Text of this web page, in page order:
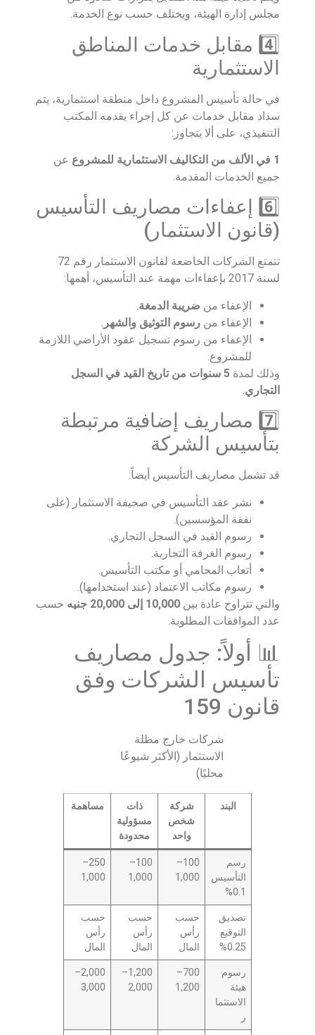
مجلس إدارة الهيئة، ويختلف حسب نوع الخدمة.
4️⃣ مقابل خدمات المناطق
الاستثمارية
في حالة تأسيس المشروع داخل منطقة استثمارية، يتم
سداد مقابل خدمات عن كل إجراء يقدمه المكتب
التنفيذي، على ألا يتجاوز:
1 في الألف من التكاليف الاستثمارية للمشروع
عن
جميع الخدمات المقدمة.
6️⃣ إعفاءات مصاريف التأسيس
(قانون الاستثمار)
تتمتع الشركات الخاضعة لقانون الاستثمار رقم 72
لسنة 2017 بإعفاءات مهمة عند التأسيس، أهمها:
الإعفاء من ضريبة الدمغة
الإعفاء من رسوم التوثيق والشهر
الإعفاء من رسوم تسجيل عقود الأراضي اللازمة
للمشروع.
وذلك لمدة
5 سنوات من تاريخ القيد في السجل
التجاري
7️⃣ مصاريف إضافية مرتبطة
بتأسيس الشركة
قد تشمل مصاريف التأسيس أيضاً:
نشر عقد التأسيس في صحيفة الاستثمار (على
نفقة المؤسسين).
رسوم القيد في السجل التجاري.
رسوم الغرفة التجارية.
أتعاب المحامي أو مكتب التأسيس.
رسوم مكاتب الاعتماد (عند استخدامها).
والتي تتراوح عادة بين 10,000 إلى 20,000 جنيه
حسب
عدد الموافقات المطلوبة.
📊 أولاً: جدول مصاريف
تأسيس الشركات وفق
قانون 159
شركات خارج مظلة
الاستثمار (الأكثر شيوعًا
محليًا)
البند
شركة
شخص
واحد
ذات
مسؤولية
محدودة
مساهمة
رسم
التأسيس
0.1%
100–
1,000
100–
1,000
250–
1,000
تصديق
التوقيع
0.25%
حسب
رأس
المال
حسب
رأس
المال
حسب
رأس
المال
رسوم
هيئة
الاستثما
ر
700–
1,200
1,200–
2,000
2,000–
3,000